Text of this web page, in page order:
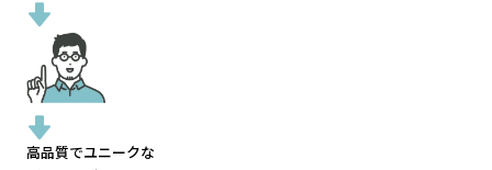
高品質でユニークな